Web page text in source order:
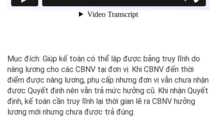
Mục đích: Giúp kế toán có thể lập được bảng truy lĩnh do
nâng lương cho các CBNV tại đơn vị. Khi CBNV đến thời
điểm được nâng lương, phụ cấp nhưng đơn vị vẫn chưa nhận
được Quyết định nên vẫn trả mức hưởng cũ. Khi nhận Quyết
định, kế toán cần truy lĩnh lại thời gian lẽ ra CBNV hưởng
lương mới nhưng chưa được trả đúng.